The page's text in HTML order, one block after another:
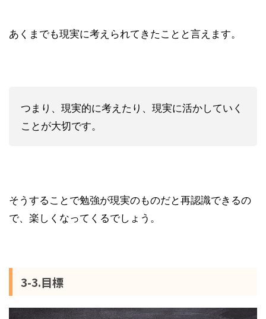
あくまでも現実に考えられてきたことと言えます。
つまり、現実的に考えたり、現実に活かしていく
ことが大切です。
そうすることで勉強が現実のものだと再認識できるの
で、楽しくなってくるでしょう。
3-3.目標